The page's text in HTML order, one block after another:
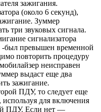
зажигания.
(около 6 секунд),
Зуммер
три звуковых сигнала.
сигнализатора
-был превышен временной
повторить процедуру
неисправен
выдаст еще два
зажигание.
ПДУ, то следует еще
для включения
ПДУ. Если нет —